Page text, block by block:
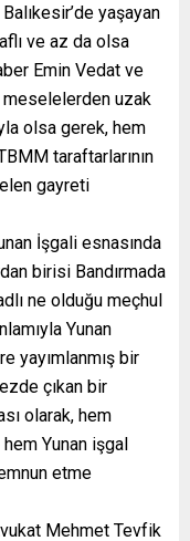
yaşayan
ve az da olsa
Emin Vedat ve
uzak
olsa gerek, hem
taraftarlarının
gayreti
İşgali esnasında
birisi Bandırmada
ne olduğu meçhul
Yunan
yayımlanmış bir
çıkan bir
olarak, hem
Yunan işgal
etme
Mehmet Tevfik